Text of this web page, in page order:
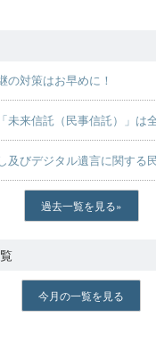
の対策はお早めに！
未来信託（民事信託）」は
及びデジタル遺言に関する
過去一覧を見る
今月の一覧を見る